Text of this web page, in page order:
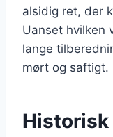
alsidig ret, der
Uanset hvilken
lange
mørt og saftigt.